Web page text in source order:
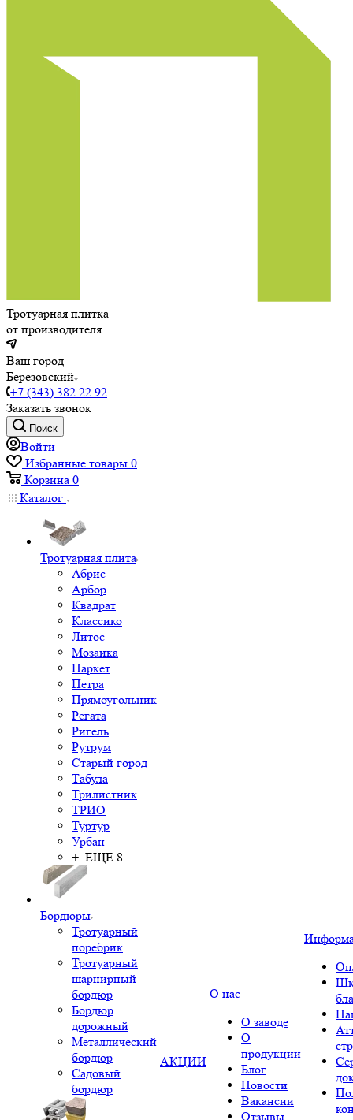
Тротуарная плитка
от производителя
Ваш город
Березовский
+7 (343) 382 22 92
Заказать звонок
Поиск
Войти
Избранные товары 0
Корзина 0
Каталог
Тротуарная плита
Абрис
Арбор
Квадрат
Классико
Литос
Мозаика
Паркет
Петра
Прямоугольник
Регата
Ригель
Рутрум
Старый город
Табула
Трилистник
ТРИО
Туртур
Урбан
+ ЕЩЕ 8
Бордюры
Тротуарный
поребрик
Тротуарный
шарнирный
бордюр
Бордюр
дорожный
Металлический
бордюр
Садовый
бордюр
АКЦИИ
О нас
О заводе
О
продукции
Блог
Новости
Вакансии
Отзывы